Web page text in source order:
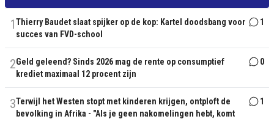
1Thierry Baudet slaat spijker op de kop: Kartel doodsbang voor
succes van FVD-school
1
2Geld geleend? Sinds 2026 mag de rente op consumptief
krediet maximaal 12 procent zijn
0
3Terwijl het Westen stopt met kinderen krijgen, ontploft de
bevolking in Afrika - "Als je geen nakomelingen hebt, komt
1